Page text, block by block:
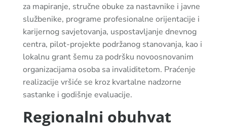
za mapiranje, stručne obuke za nastavnike i javne
službenike, programe profesionalne orijentacije i
karijernog savjetovanja, uspostavljanje dnevnog
centra, pilot-projekte podržanog stanovanja, kao i
lokalnu grant šemu za podršku novoosnovanim
organizacijama osoba sa invaliditetom. Praćenje
realizacije vršiće se kroz kvartalne nadzorne
sastanke i godišnje evaluacije.
Regionalni obuhvat